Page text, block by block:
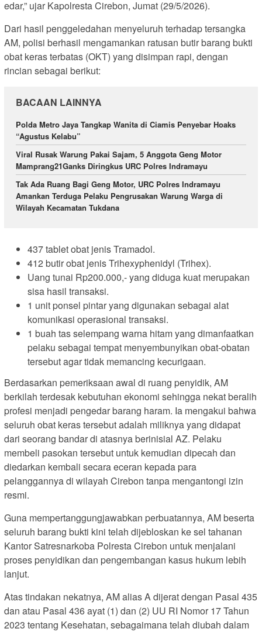
edar,” ujar Kapolresta Cirebon, Jumat (29/5/2026).
Dari hasil penggeledahan menyeluruh terhadap tersangka
AM, polisi berhasil mengamankan ratusan butir barang bukti
obat keras terbatas (OKT) yang disimpan rapi, dengan
rincian sebagai berikut:
BACAAN LAINNYA
Polda Metro Jaya Tangkap Wanita di Ciamis Penyebar Hoaks
“Agustus Kelabu”
Viral Rusak Warung Pakai Sajam, 5 Anggota Geng Motor
Mamprang21Ganks Diringkus URC Polres Indramayu
Tak Ada Ruang Bagi Geng Motor, URC Polres Indramayu
Amankan Terduga Pelaku Pengrusakan Warung Warga di
Wilayah Kecamatan Tukdana
437 tablet obat jenis Tramadol.
412 butir obat jenis Trihexyphenidyl (Trihex).
Uang tunai Rp200.000,- yang diduga kuat merupakan
sisa hasil transaksi.
1 unit ponsel pintar yang digunakan sebagai alat
komunikasi operasional transaksi.
1 buah tas selempang warna hitam yang dimanfaatkan
pelaku sebagai tempat menyembunyikan obat-obatan
tersebut agar tidak memancing kecurigaan.
Berdasarkan pemeriksaan awal di ruang penyidik, AM
berkilah terdesak kebutuhan ekonomi sehingga nekat beralih
profesi menjadi pengedar barang haram. Ia mengakui bahwa
seluruh obat keras tersebut adalah miliknya yang didapat
dari seorang bandar di atasnya berinisial AZ. Pelaku
membeli pasokan tersebut untuk kemudian dipecah dan
diedarkan kembali secara eceran kepada para
pelanggannya di wilayah Cirebon tanpa mengantongi izin
resmi.
Guna mempertanggungjawabkan perbuatannya, AM beserta
seluruh barang bukti kini telah dijebloskan ke sel tahanan
Kantor Satresnarkoba Polresta Cirebon untuk menjalani
proses penyidikan dan pengembangan kasus hukum lebih
lanjut.
Atas tindakan nekatnya, AM alias A dijerat dengan Pasal 435
dan atau Pasal 436 ayat (1) dan (2) UU RI Nomor 17 Tahun
2023 tentang Kesehatan, sebagaimana telah diubah dalam